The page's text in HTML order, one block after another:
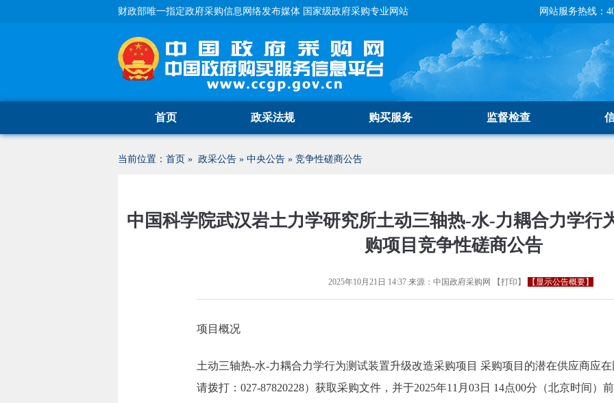
财政部唯一指定政府采购信息网络发布媒体 国家级政府采购专业网站 网站服务热线：
首页 政采法规 购买服务 监督检查
当前位置： 首页 » 政采公告 » 中央公告 » 竞争性磋商公告
中国科学院武汉岩土力学研究所土动三轴热-水-力耦合力学行
购项目竞争性磋商公告
2025年10月21日 14:37来源： 中国政府采购网 【打印 】 【显示公告概要】
项目概况
土动三轴热-水-力耦合力学行为测试装置升级改造采购项目 采购项目的潜在供应商应
请拨打：027-87820228）获取采购文件，并于2025年11月03日 14点00分（北京时间）